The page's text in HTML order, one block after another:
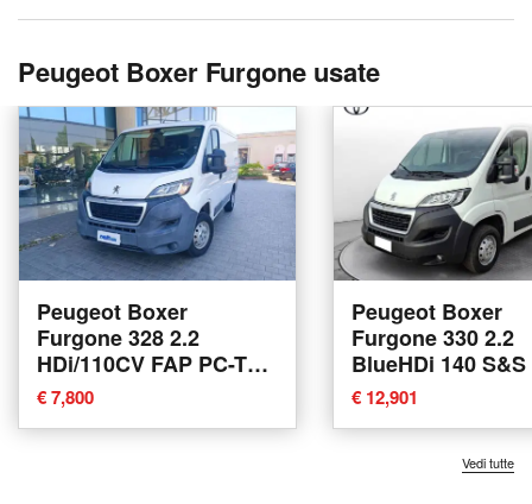
Peugeot Boxer Furgone usate
Peugeot Boxer
Furgone 328 2.2
HDi/110CV FAP PC-TN
Furgone del 2016 usata
a Castelfranco di Sotto
€ 7,800
Peugeot Boxer
Furgone 330 2.2
BlueHDi 140 S&S
TN Furgone
del 2021 usata a
€ 12,901
Vedi tutte